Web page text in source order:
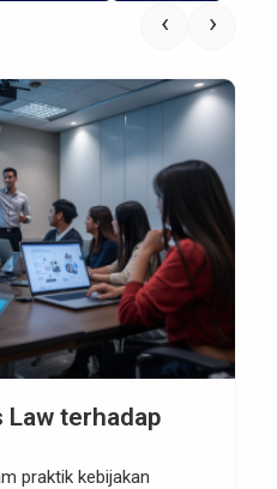
Law terhadap
praktik kebijakan
‹ ›